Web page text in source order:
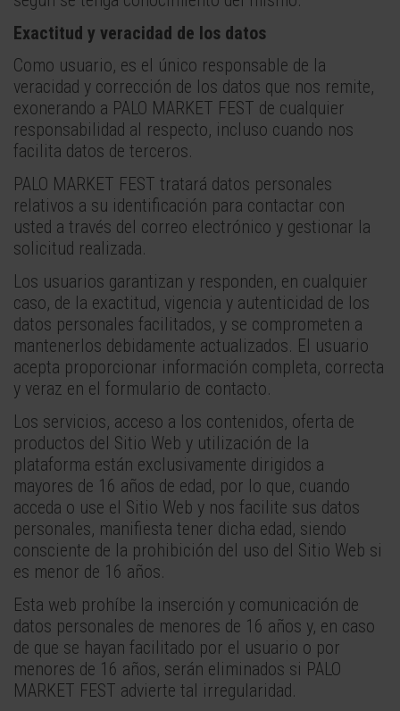
Exactitud y veracidad de los datos
Como usuario, es el único responsable de la
veracidad y corrección de los datos que nos remite,
exonerando a PALO MARKET FEST de cualquier
responsabilidad al respecto, incluso cuando nos
facilita datos de terceros.
PALO MARKET FEST tratará datos personales
relativos a su identificación para contactar con
usted a través del correo electrónico y gestionar la
solicitud realizada.
Los usuarios garantizan y responden, en cualquier
caso, de la exactitud, vigencia y autenticidad de los
datos personales facilitados, y se comprometen a
mantenerlos debidamente actualizados. El usuario
acepta proporcionar información completa, correcta
y veraz en el formulario de contacto.
Los servicios, acceso a los contenidos, oferta de
productos del Sitio Web y utilización de la
plataforma están exclusivamente dirigidos a
mayores de 16 años de edad, por lo que, cuando
acceda o use el Sitio Web y nos facilite sus datos
personales, manifiesta tener dicha edad, siendo
consciente de la prohibición del uso del Sitio Web si
es menor de 16 años.
Esta web prohíbe la inserción y comunicación de
datos personales de menores de 16 años y, en caso
de que se hayan facilitado por el usuario o por
menores de 16 años, serán eliminados si PALO
MARKET FEST advierte tal irregularidad.